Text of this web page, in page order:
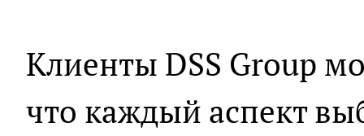
Клиенты DSS Group
что каждый аспект